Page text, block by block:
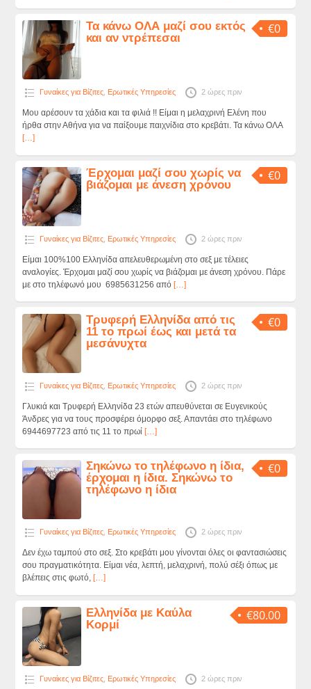
€0
Τα κάνω ΟΛΑ μαζί σου εκτός
και αν ντρέπεσαι
Γυναίκες για Βίζιτες, Ερωτικές Υπηρεσίες 2 ώρες πριν
Μου αρέσουν τα χάδια και τα φιλιά !! Είμαι η μελαχρινή Ελένη που
ήρθα στην Αθήνα για να παίξουμε παιχνίδια στο κρεβάτι. Τα κάνω ΟΛΑ
[…]
€0
Έρχομαι μαζί σου χωρίς να
βιάζομαι με άνεση χρόνου
Γυναίκες για Βίζιτες, Ερωτικές Υπηρεσίες 2 ώρες πριν
Είμαι 100%100 Ελληνίδα απελευθερωμένη στο σεξ με τέλειες
αναλογίες. Έρχομαι μαζί σου χωρίς να βιάζομαι με άνεση χρόνου. Πάρε
με στο τηλέφωνό μου 6985631256 από […]
€0
Τρυφερή Ελληνίδα από τις
11 το πρωί έως και μετά τα
μεσάνυχτα
Γυναίκες για Βίζιτες, Ερωτικές Υπηρεσίες 2 ώρες πριν
Γλυκιά και Τρυφερή Ελληνίδα 23 ετών απευθύνεται σε Ευγενικούς
Άνδρες για να τους προσφέρει όμορφο σεξ. Απαντάει στο τηλέφωνο
6944697723 από τις 11 το πρωί […]
€0
Σηκώνω το τηλέφωνο η ίδια,
έρχομαι η ίδια. Σηκώνω το
τηλέφωνο η ίδια
Γυναίκες για Βίζιτες, Ερωτικές Υπηρεσίες 2 ώρες πριν
Δεν έχω ταμπού στο σεξ. Στο κρεβάτι μου γίνονται όλες οι φαντασιώσεις
σου πραγματικότητα. Είμαι νέα, λεπτή, μελαχρινή, πολύ σέξι όπως με
βλέπεις στις φωτό, […]
€80.00
Ελληνίδα με Καύλα
Κορμί
Γυναίκες για Βίζιτες, Ερωτικές Υπηρεσίες 2 ώρες πριν